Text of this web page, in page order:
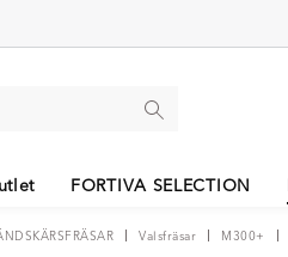
FORTIVA SELECTION
Valsfräsar M300+